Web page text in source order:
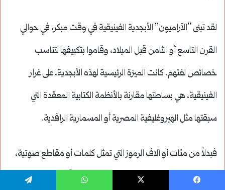
لقد تبنى “الآراميون” الأبجدية الفينيقية في وقت مبكر، في حوالي
القرن التاسع أو الثامن قبل الميلاد، وقاموا بتكييفها لتناسب
خصائص لغتهم. كانت الميزة الرئيسية لهذه الأبجدية، على غرار
الفينيقية، هي بساطتها مقارنة بالأنظمة الكتابية المعقدة التي
سبقتها مثل الهيروغليفية المصرية أو المسمارية الرافدية.
فبدلاً من مئات أو آلاف الرموز التي تمثل كلمات أو مقاطع صوتية،
كانت الأبجدية الآرامية تتألف من حوالي 22 حرفاً فقط، وكل حرف